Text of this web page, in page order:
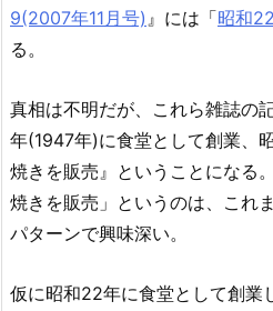
9(2007年11月号) 』には「昭和
る。
真相は不明だが、これら雑誌の
年(1947年)に食堂として創業、
焼きを販売』ということになる
焼きを販売」というのは、これ
パターンで興味深い。
仮に昭和22年に食堂として創業